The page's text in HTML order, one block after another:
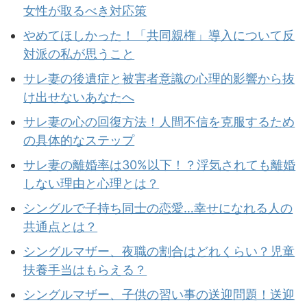
女性が取るべき対応策
やめてほしかった！「共同親権」導入について反
対派の私が思うこと
サレ妻の後遺症と被害者意識の心理的影響から抜
け出せないあなたへ
サレ妻の心の回復方法！人間不信を克服するため
の具体的なステップ
サレ妻の離婚率は30%以下！？浮気されても離婚
しない理由と心理とは？
シングルで子持ち同士の恋愛…幸せになれる人の
共通点とは？
シングルマザー、夜職の割合はどれくらい？児童
扶養手当はもらえる？
シングルマザー、子供の習い事の送迎問題！送迎